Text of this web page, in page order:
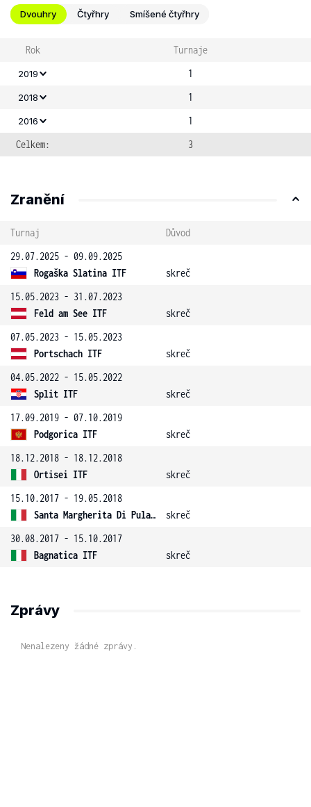
Dvouhry Čtyřhry Smíšené čtyřhry
Rok Turnaje
2019 1
2018 1
2016
1
Celkem:
3
Zranění
Turnaj
Důvod
29.07.2025 - 09.09.2025
Rogaška Slatina ITF
skreč
15.05.2023 - 31.07.2023
Feld am See ITF
skreč
07.05.2023 - 15.05.2023
Portschach ITF
skreč
04.05.2022 - 15.05.2022
Split ITF
skreč
17.09.2019 - 07.10.2019
Podgorica ITF
skreč
18.12.2018 - 18.12.2018
Ortisei ITF
skreč
15.10.2017 - 19.05.2018
Santa Margherita Di Pula 16 ITF
skreč
30.08.2017 - 15.10.2017
Bagnatica ITF
skreč
Zprávy
Nenalezeny žádné zprávy.